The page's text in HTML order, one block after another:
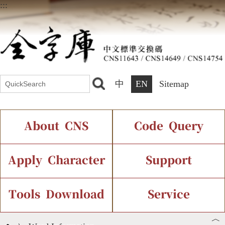
:::
中 EN Sitemap
About CNS
Introduction Current Status
Chinese Code Status
Code Query
IDS Query
Components Query
Apply Character
Application Process
Support
Font Instant Display
Tools Download Service
︿